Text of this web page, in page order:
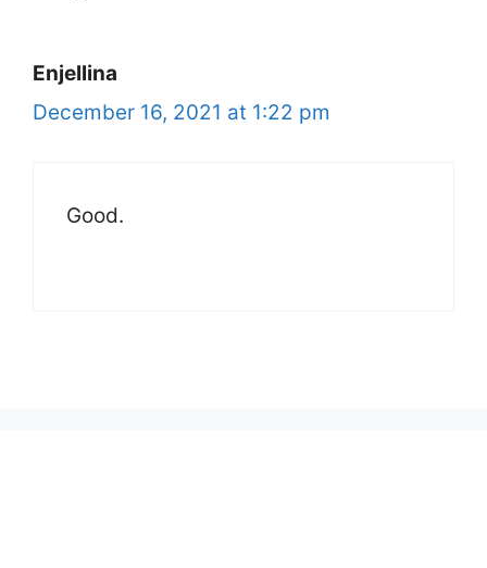
Enjellina
December 16, 2021 at 1:22 pm
Good.